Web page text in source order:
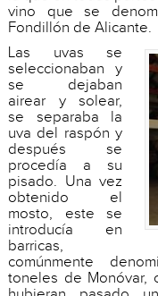
vino que se
Fondillón de Alicante.
Las uvas se
seleccionaban y
se dejaban
airear y solear,
se separaba la
uva del raspón y
después se
procedía a su
pisado. Una vez
obtenido el
mosto, este se
introducía en
barricas,
comúnmente
toneles de Monóvar,